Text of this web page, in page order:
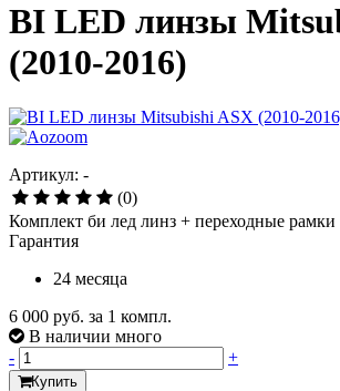
BI LED линзы
(2010-2016)
Артикул: -
(0)
Комплект би лед линз + переходные рамки
Гарантия
24 месяца
6 000 руб. за 1 компл.
В наличии много
-
+
Купить